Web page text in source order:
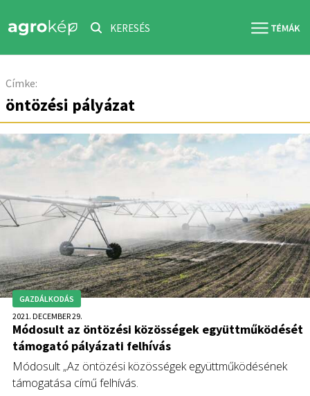
KERESÉS
Címke:
öntözési pályázat
GAZDÁLKODÁS
2021. DECEMBER 29.
Módosult az öntözési közösségek együttműködését
támogató pályázati felhívás
Módosult „Az öntözési közösségek együttműködésének
támogatása című felhívás.